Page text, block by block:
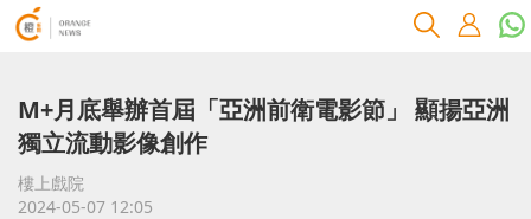
M+月底舉辦首屆「亞洲前衛電影節」 顯揚亞洲
獨立流動影像創作
樓上戲院
2024-05-07 12:05